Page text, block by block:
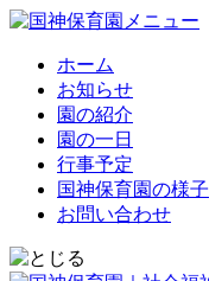
ホーム
お知らせ
園の紹介
園の一日
行事予定
国神保育園の様子
お問い合わせ